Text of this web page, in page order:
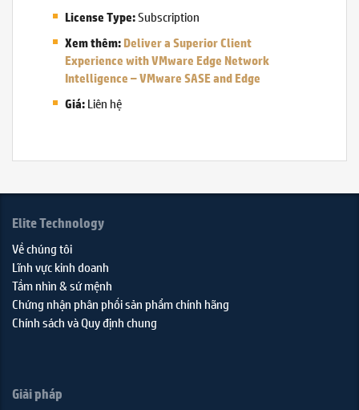
License Type:Subscription
Xem thêm:Deliver a Superior Client
Experience with VMware Edge Network
Intelligence – VMware SASE and Edge
Giá:Liên hệ
Elite Technology
Về chúng tôi
Lĩnh vực kinh doanh
Tầm nhìn & sứ mệnh
Chứng nhận phân phối sản phẩm chính hãng
Chính sách và Quy định chung
Giải pháp